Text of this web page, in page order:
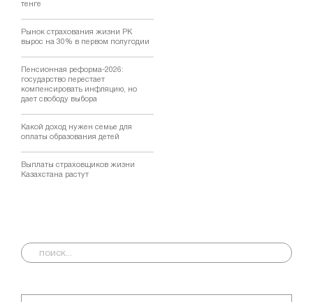
тенге
Рынок страхования жизни РК
вырос на 30% в первом полугодии
Пенсионная реформа-2026:
государство перестает
компенсировать инфляцию, но
дает свободу выбора
Какой доход нужен семье для
оплаты образования детей
Выплаты страховщиков жизни
Казахстана растут